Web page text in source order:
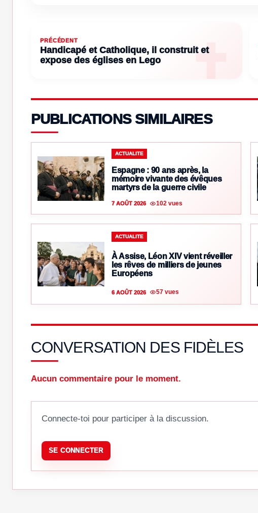
PRÉCÉDENT
Handicapé et Catholique, il construit et
expose des églises en Lego
PUBLICATIONS SIMILAIRES
ACTUALITE
Espagne : 90 ans après, la
mémoire vivante des évêques
martyrs de la guerre civile
7 AOÛT 2026 102 vues
ACTUALITE
À Assise, Léon XIV vient réveiller
les rêves de milliers de jeunes
Européens
6 AOÛT 2026 57 vues
CONVERSATION DES FIDÈLES
Aucun commentaire pour le moment.
Connecte-toi pour participer à la discussion.
SE CONNECTER